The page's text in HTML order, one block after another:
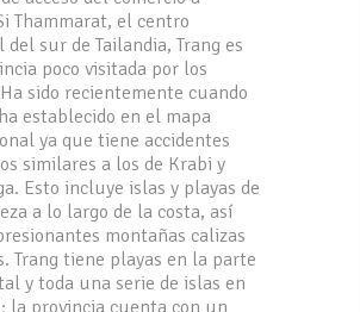
Thammarat, el centro
del sur de Tailandia, Trang es
poco visitada por los
sido recientemente cuando
establecido en el mapa
ya que tiene accidentes
similares a los de Krabi y
Esto incluye islas y playas de
a lo largo de la costa, así
montañas calizas
Trang tiene playas en la parte
y toda una serie de islas en